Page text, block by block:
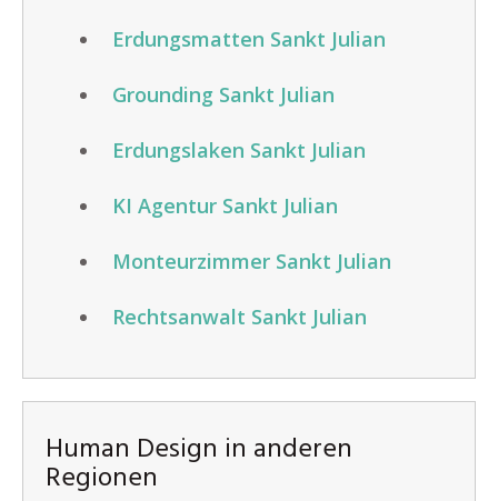
Erdungsmatten Sankt Julian
Grounding Sankt Julian
Erdungslaken Sankt Julian
KI Agentur Sankt Julian
Monteurzimmer Sankt Julian
Rechtsanwalt Sankt Julian
Human Design in anderen
Regionen